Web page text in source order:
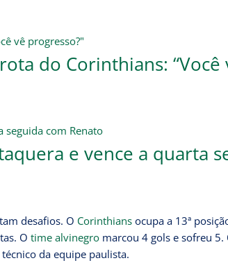
do Corinthians: “Você
e vence a quarta
desafios. O Corinthians ocupa a 13ª
O time alvinegro marcou 4 gols e sofreu 5.
da equipe paulista.